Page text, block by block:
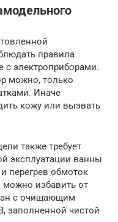
правила
с электроприборами.
можно, только
Иначе
кожу или вызвать
также требует
эксплуатации ванны
перегрев обмоток
можно избавить от
с очищающим
заполненной чистой